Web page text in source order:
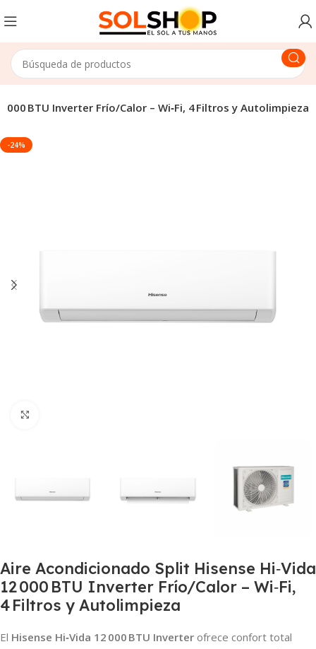
000 BTU Inverter Frío/Calor – Wi‑Fi, 4 Filtros y Autolimpieza
-24%
Aire Acondicionado Split Hisense Hi‑Vida
12 000 BTU Inverter Frío/Calor – Wi‑Fi,
4 Filtros y Autolimpieza
El Hisense Hi‑Vida 12 000 BTU Inverter ofrece confort total